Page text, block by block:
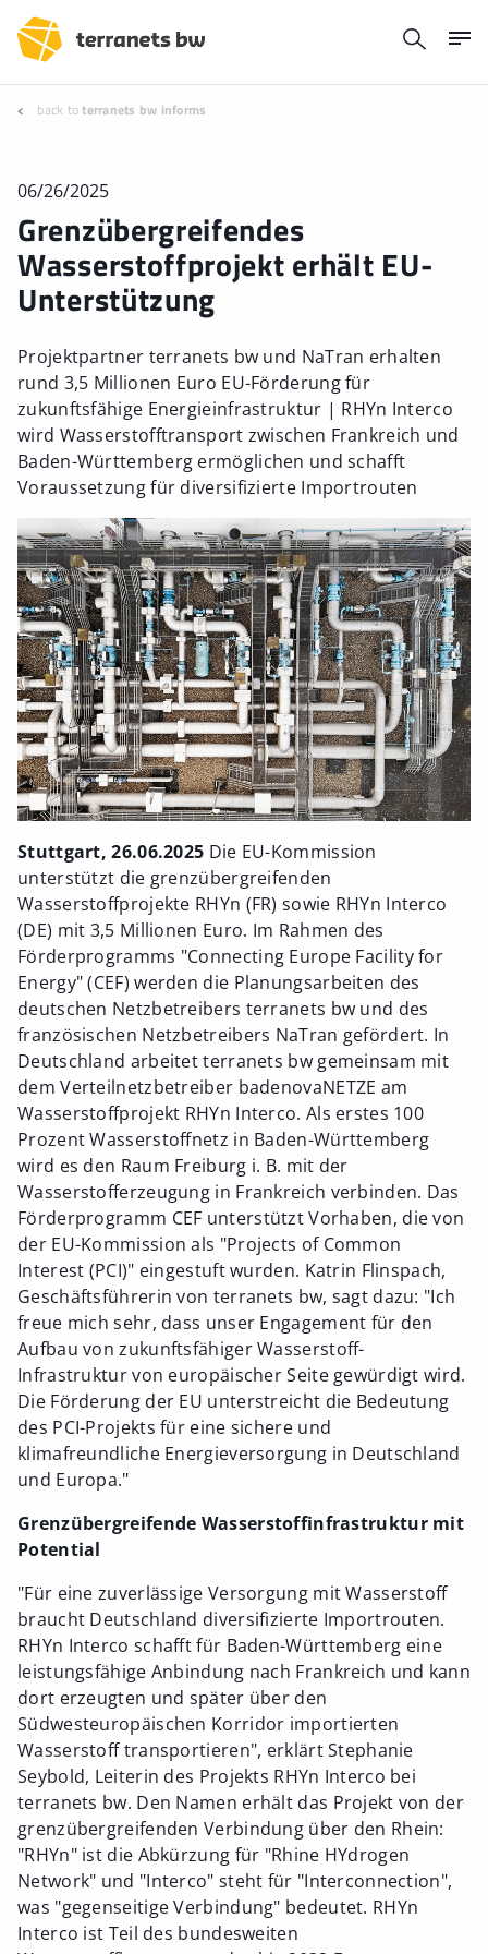
back toterranets bw informs
06/26/2025
Grenzübergreifendes
Wasserstoffprojekt erhält EU-
Unterstützung
Projektpartner terranets bw und NaTran erhalten
rund 3,5 Millionen Euro EU-Förderung für
zukunftsfähige Energieinfrastruktur | RHYn Interco
wird Wasserstofftransport zwischen Frankreich und
Baden-Württemberg ermöglichen und schafft
Voraussetzung für diversifizierte Importrouten
Stuttgart, 26.06.2025 Die EU-Kommission
unterstützt die grenzübergreifenden
Wasserstoffprojekte RHYn (FR) sowie RHYn Interco
(DE) mit 3,5 Millionen Euro. Im Rahmen des
Förderprogramms "Connecting Europe Facility for
Energy" (CEF) werden die Planungsarbeiten des
deutschen Netzbetreibers terranets bw und des
französischen Netzbetreibers NaTran gefördert. In
Deutschland arbeitet terranets bw gemeinsam mit
dem Verteilnetzbetreiber badenovaNETZE am
Wasserstoffprojekt RHYn Interco. Als erstes 100
Prozent Wasserstoffnetz in Baden-Württemberg
wird es den Raum Freiburg i. B. mit der
Wasserstofferzeugung in Frankreich verbinden. Das
Förderprogramm CEF unterstützt Vorhaben, die von
der EU-Kommission als "Projects of Common
Interest (PCI)" eingestuft wurden. Katrin Flinspach,
Geschäftsführerin von terranets bw, sagt dazu: "Ich
freue mich sehr, dass unser Engagement für den
Aufbau von zukunftsfähiger Wasserstoff-
Infrastruktur von europäischer Seite gewürdigt wird.
Die Förderung der EU unterstreicht die Bedeutung
des PCI-Projekts für eine sichere und
klimafreundliche Energieversorgung in Deutschland
und Europa."
Grenzübergreifende Wasserstoffinfrastruktur mit
Potential
"Für eine zuverlässige Versorgung mit Wasserstoff
braucht Deutschland diversifizierte Importrouten.
RHYn Interco schafft für Baden-Württemberg eine
leistungsfähige Anbindung nach Frankreich und kann
dort erzeugten und später über den
Südwesteuropäischen Korridor importierten
Wasserstoff transportieren", erklärt Stephanie
Seybold, Leiterin des Projekts RHYn Interco bei
terranets bw. Den Namen erhält das Projekt von der
grenzübergreifenden Verbindung über den Rhein:
"RHYn" ist die Abkürzung für "Rhine HYdrogen
Network" und "Interco" steht für "Interconnection",
was "gegenseitige Verbindung" bedeutet. RHYn
Interco ist Teil des bundesweiten